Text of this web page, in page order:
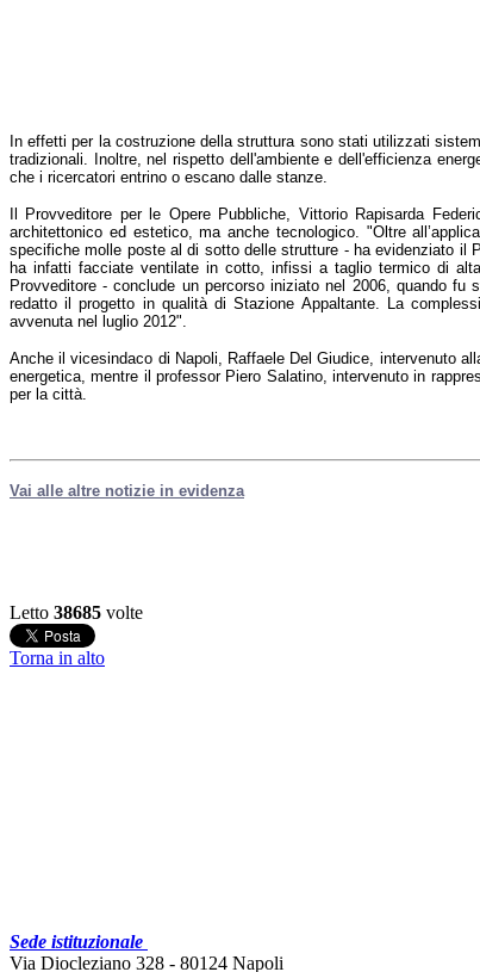
In effetti per la costruzione della struttura sono stati utilizzati
tradizionali. Inoltre, nel rispetto dell'ambiente e dell'efficienza
che i ricercatori entrino o escano dalle stanze.
Il Provveditore per le Opere Pubbliche, Vittorio Rapisarda
architettonico ed estetico, ma anche tecnologico. "Oltre
specifiche molle poste al di sotto delle strutture - ha evidenziato il
ha infatti facciate ventilate in cotto, infissi a taglio termico di
Provveditore - conclude un percorso iniziato nel 2006, quando
redatto il progetto in qualità di Stazione Appaltante. La
avvenuta nel luglio 2012".
Anche il vicesindaco di Napoli, Raffaele Del Giudice, intervenuto
energetica, mentre il professor Piero Salatino, intervenuto in
per la città.
Vai alle altre notizie in evidenza
Letto 38685 volte
Torna in alto
Sede istituzionale
Via Diocleziano 328 - 80124 Napoli